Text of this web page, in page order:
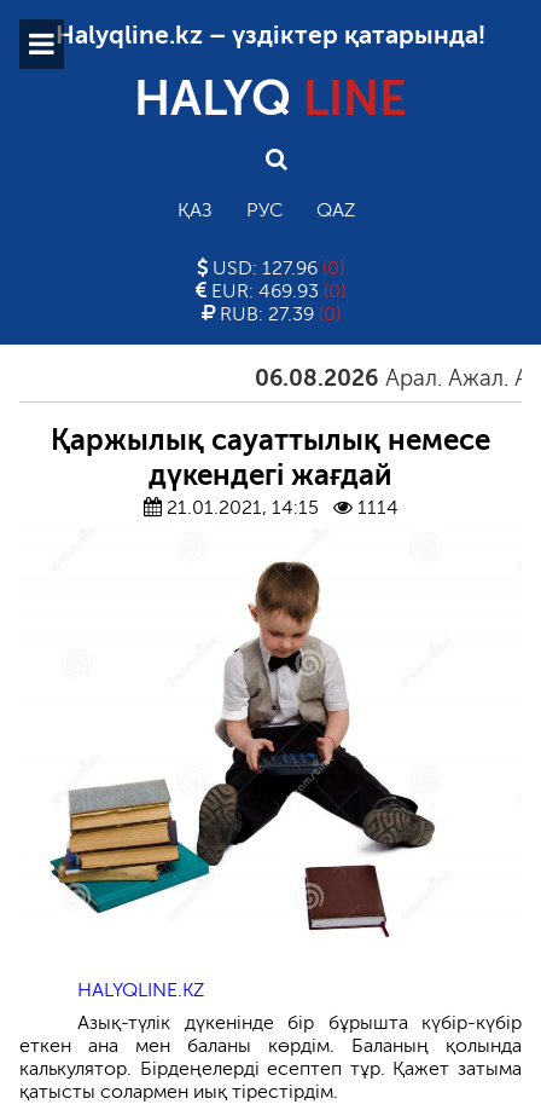
Halyqline.kz – үздіктер қатарында!
HALYQ LINE
ҚАЗ РУС QAZ
USD: 127.96 (0)
EUR: 469.93 (0)
RUB: 27.39 (0)
06.08.2026 Арал. Ажал. Айғақ
Қаржылық сауаттылық немесе
дүкендегі жағдай
21.01.2021, 14:15 1114
HALYQLINE.KZ
Азық-түлік дүкенінде бір бұрышта күбір-күбір
еткен ана мен баланы көрдім. Баланың қолында
калькулятор. Бірдеңелерді есептеп тұр. Қажет затыма
қатысты солармен иық тірестірдім.